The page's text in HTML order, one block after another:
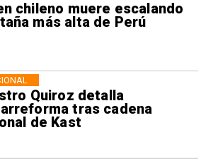
chileno muere escalando
más alta de Perú
Quiroz detalla
tras cadena
de Kast